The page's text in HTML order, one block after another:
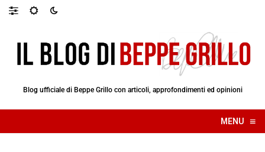
Blog ufficiale di Beppe Grillo con articoli, approfondimenti ed opinioni
MENU ≡
☰